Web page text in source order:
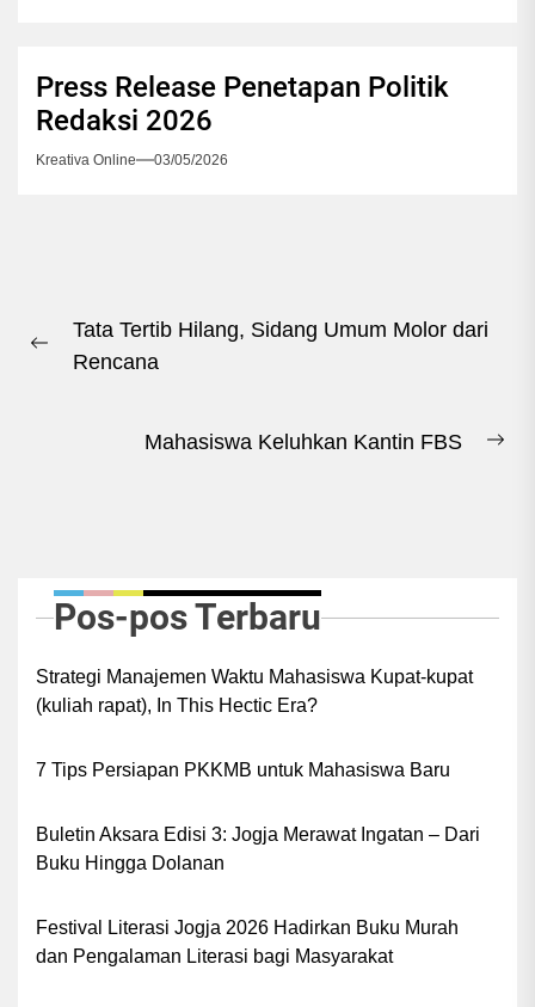
Press Release Penetapan Politik
Redaksi 2026
Kreativa Online 03/05/2026
pos
Previous
Tata Tertib Hilang, Sidang Umum Molor dari
Rencana
Mahasiswa Keluhkan Kantin FBS
Pos-pos Terbaru
Strategi Manajemen Waktu Mahasiswa Kupat-kupat
(kuliah rapat), In This Hectic Era?
7 Tips Persiapan PKKMB untuk Mahasiswa Baru
Buletin Aksara Edisi 3: Jogja Merawat Ingatan – Dari
Buku Hingga Dolanan
Festival Literasi Jogja 2026 Hadirkan Buku Murah
dan Pengalaman Literasi bagi Masyarakat